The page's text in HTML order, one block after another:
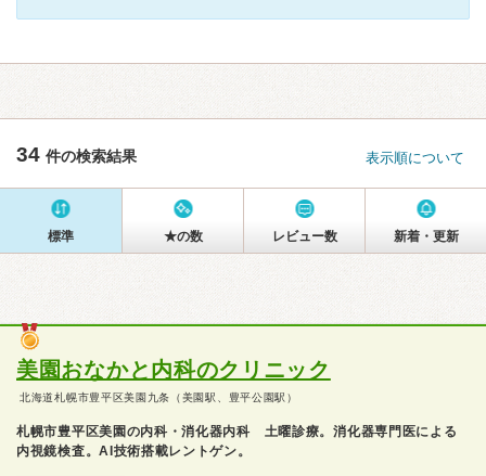
34 件の検索結果 表示順について
標準 ★の数 レビュー数 新着・更新
美園おなかと内科のクリニック
北海道札幌市豊平区美園九条（美園駅、豊平公園駅）
札幌市豊平区美園の内科・消化器内科 土曜診療。消化器専門医による
内視鏡検査。AI技術搭載レントゲン。